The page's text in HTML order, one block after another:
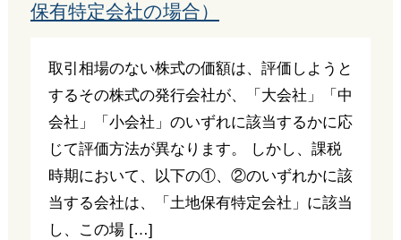
保有特定会社の場合）
取引相場のない株式の価額は、評価しようと
するその株式の発行会社が、「大会社」「中
会社」「小会社」のいずれに該当するかに応
じて評価方法が異なります。 しかし、課税
時期において、以下の①、②のいずれかに該
当する会社は、「土地保有特定会社」に該当
し、この場 […]